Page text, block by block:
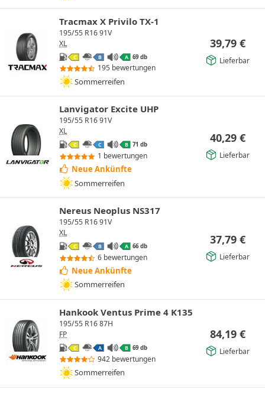
Tracmax X Privilo TX-1
195/55 R16 91V
XL
C B A 69 db
195 bewertungen
Sommerreifen
39,79 €
Lieferbar
Lanvigator Excite UHP
195/55 R16 91V
XL
C C B 71 db
1 bewertungen
Neue Ankünfte
Sommerreifen
40,29 €
Lieferbar
Nereus Neoplus NS317
195/55 R16 91V
XL
C B A 66 db
6 bewertungen
Neue Ankünfte
Sommerreifen
37,79 €
Lieferbar
Hankook Ventus Prime 4 K135
195/55 R16 87H
FP
C A B 69 db
942 bewertungen
Sommerreifen
84,19 €
Lieferbar